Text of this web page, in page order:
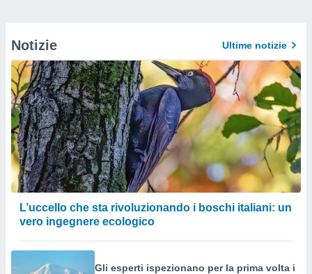
Notizie Ultime notizie
L’uccello che sta rivoluzionando i boschi italiani: un
vero ingegnere ecologico
Gli esperti ispezionano per la prima volta i